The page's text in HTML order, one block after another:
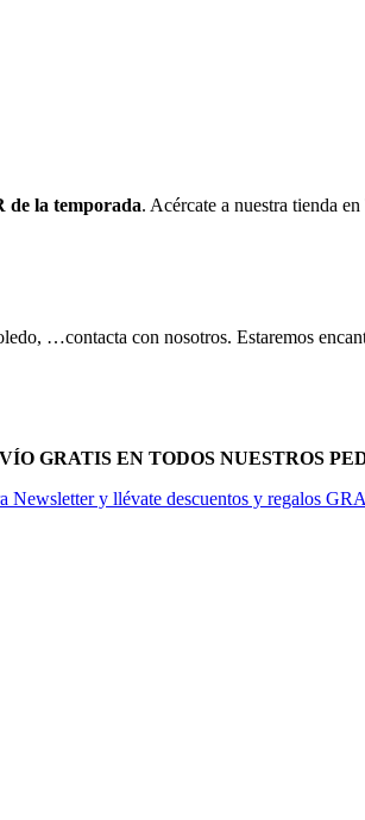
de la temporada. Acércate a nuestra tienda
…contacta con nosotros. Estaremos
GRATIS EN TODOS NUESTROS
Newsletter y llévate descuentos y regalos